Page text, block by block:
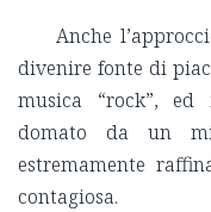
Anche
divenire fonte di
musica “rock”,
domato da un
estremamente
contagiosa.